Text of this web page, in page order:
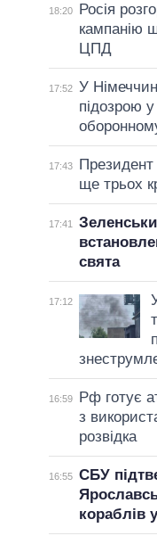
18:20
Росія
кампанію
ЦПД
17:52 У
підозрою у
17:43
Президент
ще трьох
17:41
свята
17:12
16:59
Рф готує
з
розвідка
16:55 СБУ
кораблів